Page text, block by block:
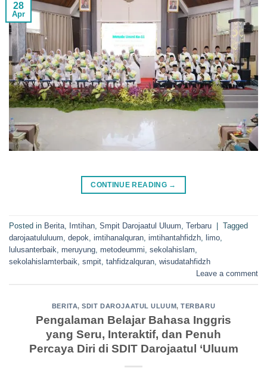
28
Apr
CONTINUE READING →
Posted in Berita Imtihan Smpit Darojaatul Uluum Terbaru | Tagged
darojaatululuum depok imtihanalquran imtihantahfidzh limo
lulusanterbaik meruyung metodeummi sekolahislam
sekolahislamterbaik smpit tahfidzalquran wisudatahfidzh
Leave a comment
BERITA,SDIT DAROJAATUL ULUUM,TERBARU
Pengalaman Belajar Bahasa Inggris
yang Seru, Interaktif, dan Penuh
Percaya Diri di SDIT Darojaatul ‘Uluum